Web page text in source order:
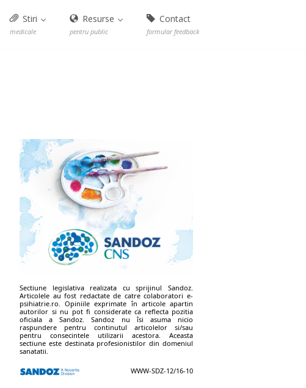
Stiri
medicale
Resurse
pentru public
Contact
formular feedback
Sectiune legislativa realizata cu sprijinul Sandoz.
Articolele au fost redactate de catre colaboratori e-
psihiatrie.ro. Opiniile exprimate în articole apartin
autorilor si nu pot fi considerate ca reflecta pozitia
oficiala a Sandoz. Sandoz nu îsi asuma nicio
raspundere pentru continutul articolelor si/sau
pentru consecintele utilizarii acestora. Aceasta
sectiune este destinata profesionistilor din domeniul
sanatatii.
WWW-SDZ-12/16-10